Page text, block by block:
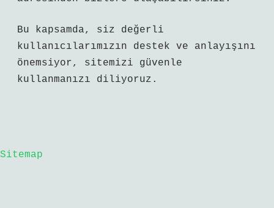
Bu kapsamda, siz değerli
kullanıcılarımızın destek ve anlayışını
önemsiyor, sitemizi güvenle
kullanmanızı diliyoruz.
Sitemap